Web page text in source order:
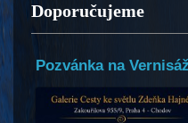
Doporučujeme
Pozvánka na Vernisáž